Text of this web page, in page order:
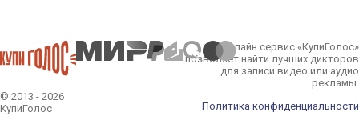
© 2013 - 2026
КупиГолос
Онлайн сервис «КупиГолос»
позволяет найти лучших дикторов
для записи видео или аудио
рекламы.
Политика конфиденциальности